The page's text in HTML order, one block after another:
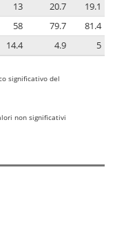
13 20.7
19.1
58 79.7
81.4
14.4 4.9 5
significativo del
non significativi